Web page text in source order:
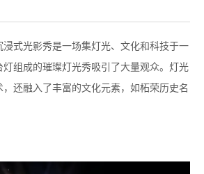
式光影秀是一场集灯光、文化和科技于一
组成的璀璨灯光秀吸引了大量观众。灯光
还融入了丰富的文化元素，如柘荣历史名